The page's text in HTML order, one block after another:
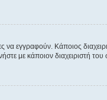
να εγγραφούν. Κάποιος
με κάποιον διαχειριστή